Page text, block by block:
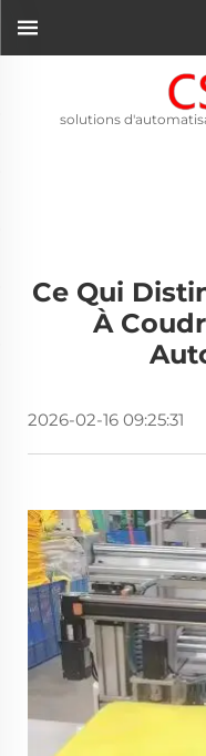
solutions
Ce Qui
À
2026-02-16 09:25:31